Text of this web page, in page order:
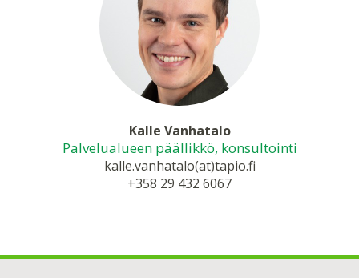
Kalle Vanhatalo
Palvelualueen päällikkö, konsultointi
kalle.vanhatalo(at)tapio.fi
+358 29 432 6067